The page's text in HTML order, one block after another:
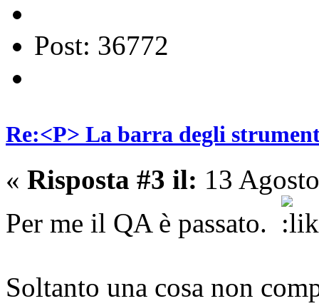
Post: 36772
Re:<P> La barra degli
« Risposta #3 il: 13
Per me il QA è passato.
Soltanto una cosa non